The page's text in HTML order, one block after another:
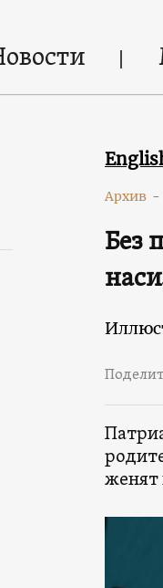
Архив -
Без
женят